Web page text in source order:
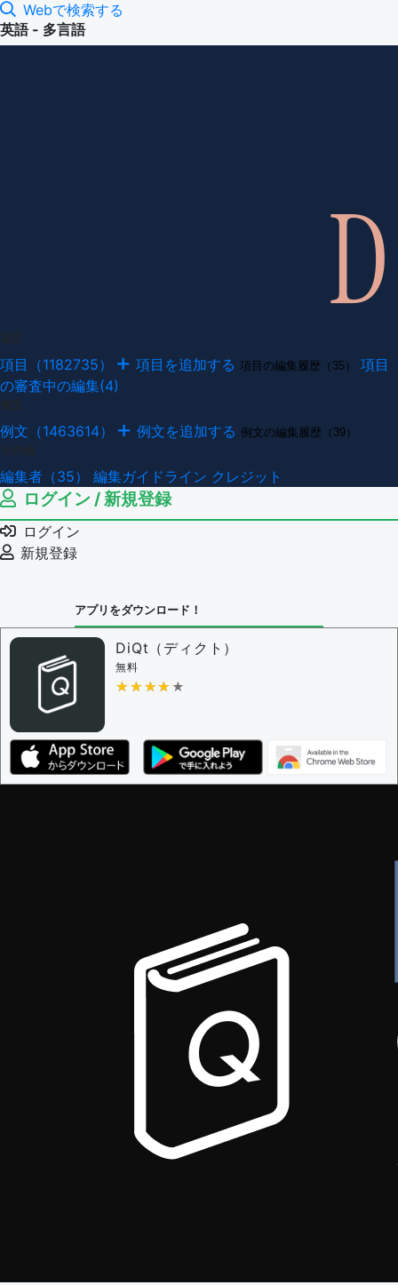
Webで検索する
英語 - 多言語
項目（1182735） 項目を追加する 項目の編集履歴（35）
項目
の審査中の編集(4)
例文（1463614） 例文を追加する 例文の編集履歴（39）
編集者（35） 編集ガイドライン クレジット
ログイン / 新規登録
ログイン
新規登録
アプリをダウンロード！
DiQt（ディクト）
無料
★★★★★
★★★★★